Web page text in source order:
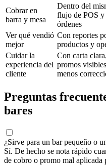
Cobrar en
barra y mesa
Dentro del
flujo de POS y
órdenes
Ver qué vendió
mejor
Con reportes
productos y
Cuidar la
experiencia del
cliente
Con carta clara,
promos
menos
Preguntas
bares
¿Sirve para un bar pequeño o
Sí. De hecho se nota rápido
de cobro o promo mal aplicada